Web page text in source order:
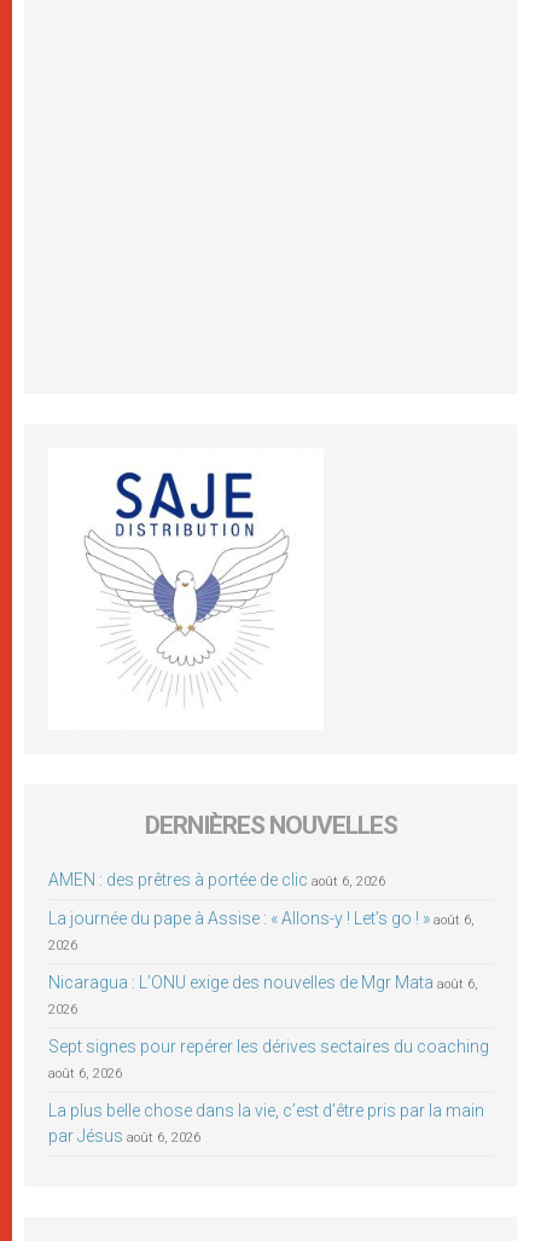
DERNIÈRES NOUVELLES
AMEN : des prêtres à portée de clic août 6, 2026
La journée du pape à Assise : « Allons-y ! Let’s go ! » août 6,
2026
Nicaragua : L’ONU exige des nouvelles de Mgr Mata août 6,
2026
Sept signes pour repérer les dérives sectaires du coaching
août 6, 2026
La plus belle chose dans la vie, c’est d’être pris par la main
par Jésus août 6, 2026